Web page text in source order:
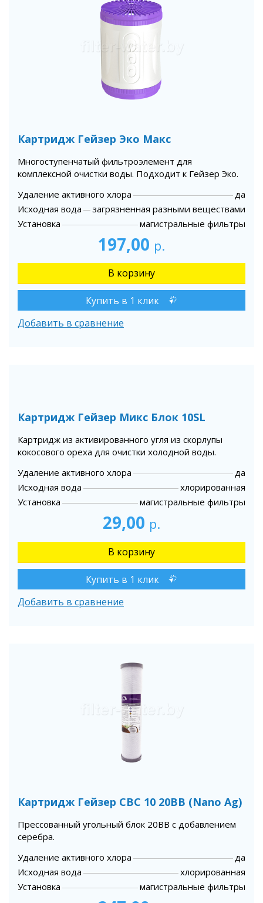
Картридж Гейзер Эко Макс
Многоступенчатый фильтроэлемент для
комплексной очистки воды. Подходит к Гейзер Эко.
Удаление активного хлора
да
Исходная вода
загрязненная разными веществами
Установка
магистральные фильтры
197,00 р.
Купить в 1 клик
Добавить в сравнение
Картридж Гейзер Микс Блок 10SL
Картридж из активированного угля из скорлупы
кокосового ореха для очистки холодной воды.
Удаление активного хлора
да
Исходная вода
хлорированная
Установка
магистральные фильтры
29,00 р.
Купить в 1 клик
Добавить в сравнение
Картридж Гейзер СВС 10 20BB (Nano Ag)
Прессованный угольный блок 20BB с добавлением
серебра.
Удаление активного хлора
да
Исходная вода
хлорированная
Установка
магистральные фильтры